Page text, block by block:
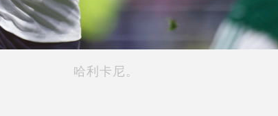
哈利卡尼。